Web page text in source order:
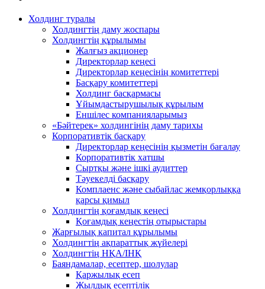
Холдинг туралы
Холдингтің даму жоспары
Холдингтің құрылымы
Жалғыз акционер
Директорлар кеңесі
Директорлар кеңесінің комитеттері
Басқару комитеттері
Холдинг басқармасы
Ұйымдастырушылық құрылым
Еншілес компанияларымыз
«Бәйтерек» холдингінің даму тарихы
Корпоративтік басқару
Директорлар кеңесінің қызметін бағалау
Корпоративтік хатшы
Сыртқы және ішкі аудиттер
Тәуекелді басқару
Комплаенс және сыбайлас жемқорлыққа
қарсы қимыл
Холдингтің қоғамдық кеңесі
Қоғамдық кеңестің отырыстары
Жарғылық капитал құрылымы
Холдингтің ақпараттық жүйелері
Холдингтің НҚА/ІНҚ
Баяндамалар, есептер, шолулар
Қаржылық есеп
Жылдық есептілік